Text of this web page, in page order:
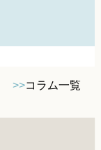
>>コラム一覧